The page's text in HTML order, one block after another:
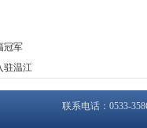
冠军
驻温江
联系电话：0533-